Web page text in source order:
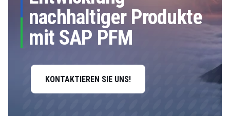
nachhaltiger Produkte
mit SAP PFM
KONTAKTIEREN SIE UNS!